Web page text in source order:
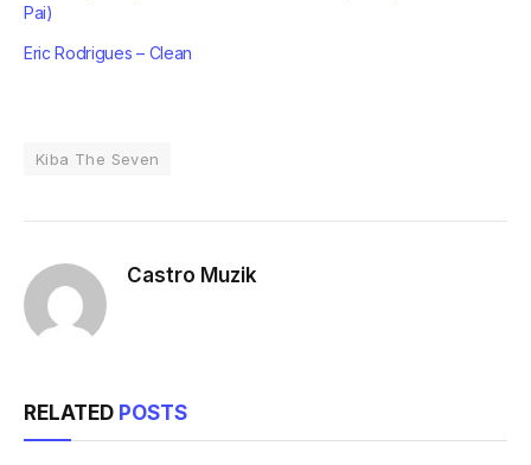
Pai)
Eric Rodrigues – Clean
Kiba The Seven
Castro Muzik
RELATED POSTS